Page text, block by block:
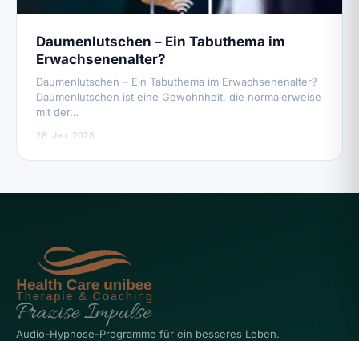
Daumenlutschen – Ein Tabuthema im
Erwachsenenalter?
Daumenlutschen – Ein Tabuthema im Erwachsenenalter?
Daumenlutschen ist eine Gewohnheit, die normalerweise
mit der…
28. Jan. 2025
Audio-Hypnose-Programme für ein besseres Leben.